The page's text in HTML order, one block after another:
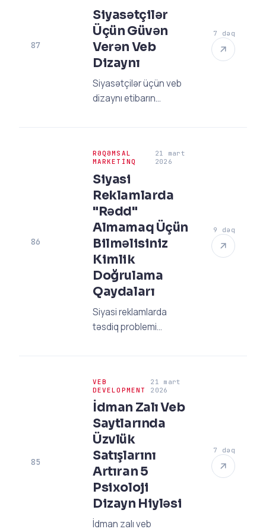
edin və seçici ilə bağ
qurun.
87
Siyasətçilər
Üçün Güvən
Verən Veb
Dizaynı
Siyasətçilər üçün veb
dizaynı etibarın
və peşəkar veb sayt
strategiyalarını kəşf
edin.
7 dəq
86
RƏQƏMSAL
MARKETINQ
21 mart
2026
Siyasi
Reklamlarda
"Rədd"
Almamaq Üçün
Bilməlisiniz
Kimlik
Doğrulama
Qaydaları
Siyasi reklamlarda
təsdiq problemi
almamanın strateji
yollarını kəşf edin.
Həmən peşəkar
rəhbərimizi oxuyun!
9 dəq
85
VEB
DEVELOPMENT
21 mart
2026
İdman Zalı Veb
Saytlarında
Üzvlük
Satışlarını
Artıran 5
Psixoloji
Dizayn Hiyləsi
İdman zalı veb
7 dəq